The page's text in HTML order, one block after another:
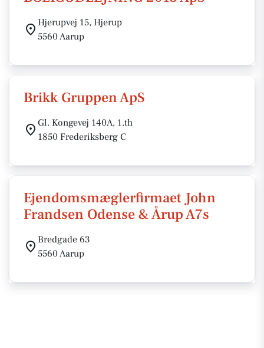
Hjerupvej 15, Hjerup
5560 Aarup
Brikk Gruppen ApS
Gl. Kongevej 140A, 1.th
1850 Frederiksberg C
Ejendomsmæglerfirmaet John
Frandsen Odense & Årup A7s
Bredgade 63
5560 Aarup